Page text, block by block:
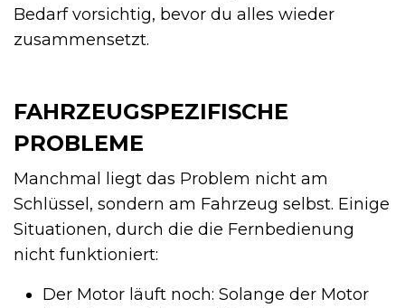
Bedarf vorsichtig, bevor du alles wieder
zusammensetzt.
FAHRZEUGSPEZIFISCHE
PROBLEME
Manchmal liegt das Problem nicht am
Schlüssel, sondern am Fahrzeug selbst. Einige
Situationen, durch die die Fernbedienung
nicht funktioniert:
Der Motor läuft noch: Solange der Motor